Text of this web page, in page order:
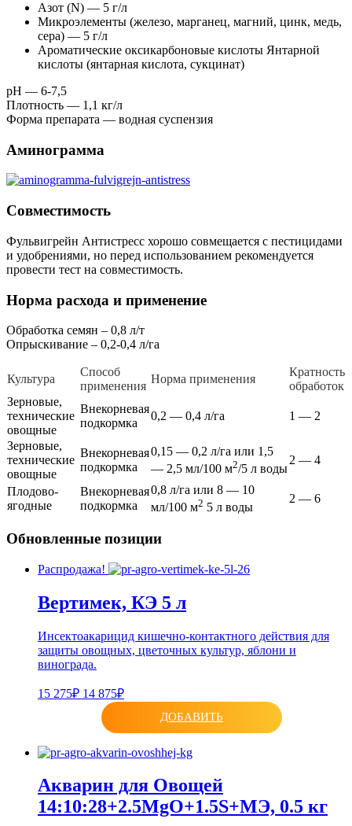
Азот (N) — 5 г/л
Микроэлементы (железо, марганец, магний, цинк, медь,
сера) — 5 г/л
Ароматические оксикарбоновые кислоты Янтарной
кислоты (янтарная кислота, сукцинат)
рН — 6-7,5
Плотность — 1,1 кг/л
Форма препарата — водная суспензия
Аминограмма
Совместимость
Фульвигрейн Антистресс хорошо совмещается с пестицидами
и удобрениями, но перед использованием рекомендуется
провести тест на совместимость.
Норма расхода и применение
Обработка семян – 0,8 л/т
Опрыскивание – 0,2-0,4 л/га
Культура
Способ
применения
Норма применения
Кратность
обработок
Зерновые,
технические
овощные
Внекорневая
подкормка
0,2 — 0,4 л/га 1 — 2
Зерновые,
технические
овощные
Внекорневая
подкормка
0,15 — 0,2 л/га или 1,5
— 2,5 мл/100 м2/5 л воды
2 — 4
Плодово-
ягодные
Внекорневая
подкормка
0,8 л/га или 8 — 10
мл/100 м2 5 л воды
2 — 6
Обновленные позиции
Распродажа!
Вертимек, КЭ 5 л
Инсектоакарицид кишечно-контактного действия для
защиты овощных, цветочных культур, яблони и
винограда.
15 275₽ 14 875₽
ДОБАВИТЬ
Акварин для Овощей
14:10:28+2.5MgO+1.5S+МЭ, 0.5 кг